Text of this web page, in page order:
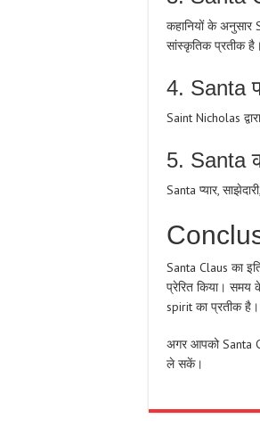
कहानियों के अनुसार
सांस्कृतिक प्रतीक है।
4. Santa
Saint Nicholas
5. Santa
Santa प्यार,
Santa Claus का
प्रेरित किया।
spirit का प्रतीक है।
अगर आपको Santa
ले सकें।